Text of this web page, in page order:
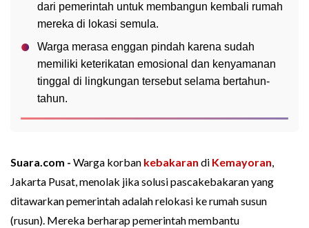
dari pemerintah untuk membangun kembali rumah
mereka di lokasi semula.
Warga merasa enggan pindah karena sudah
memiliki keterikatan emosional dan kenyamanan
tinggal di lingkungan tersebut selama bertahun-
tahun.
Suara.com - Warga korban kebakaran di Kemayoran,
Jakarta Pusat, menolak jika solusi pascakebakaran yang
ditawarkan pemerintah adalah relokasi ke rumah susun
(rusun). Mereka berharap pemerintah membantu